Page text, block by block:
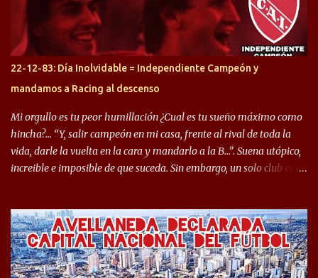
copa sudamericana. Pero no sucedió lo mismo en cuanto al
rendimiento que ha producido en el Rojo. Pasando a jugadores que
jugaron en Defensa y ahora están en el rojo, tenemos a la dupla
Gastón Togni y Domingo Blanco, donde ambos explotaron
futbolísticamente hablando en el equipo de Varela, donde, por
ejemplo, el caso de Mingo llego a ser tenido en cuenta para el
Seleccionado Argentino, rendimiento que aún no ha logrado
mostrar en Independiente. En e...
22-12-83: Día Inolvidable = Independiente Campeón y
mandamos a Racing al descenso
Mi orgullo es tu peor humillación ¿Cual es tu sueño máximo como
hincha?… “Y, salir campeón en mi casa, frente al rival de toda la
vida, darle la vuelta en la cara y mandarlo a la B…”. Suena utópico,
increible e imposible de que suceda. Sin embargo, un solo club en el
campeonato del '83 año consagratorio para el Rojo y, por el otro, el
haber mandado al descenso a su eterno rival. 22 de diciembre de
1983 es una fecha que pocos hinchas de Independiente pueden
dejar en el olvido. Es que ese día, el "Rojo" derrotó a Racing por 2 a